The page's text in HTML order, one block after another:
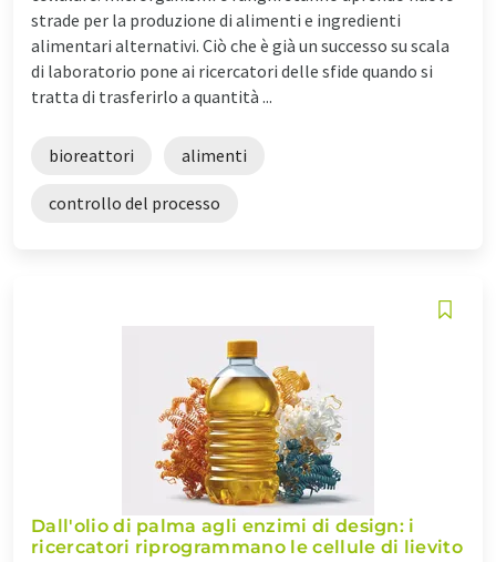
strade per la produzione di alimenti e ingredienti
alimentari alternativi. Ciò che è già un successo su scala
di laboratorio pone ai ricercatori delle sfide quando si
tratta di trasferirlo a quantità ...
bioreattori alimenti
controllo del processo
Dall'olio di palma agli enzimi di design: i
ricercatori riprogrammano le cellule di lievito